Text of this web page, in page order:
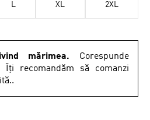
L XL 2XL
mărimea. Corespunde
Îți recomandăm să comanzi